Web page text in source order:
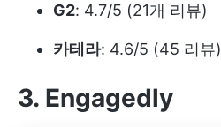
G2: 4.7/5 (21개 리뷰)
카테라: 4.6/5 (45 리뷰)
3. Engagedly